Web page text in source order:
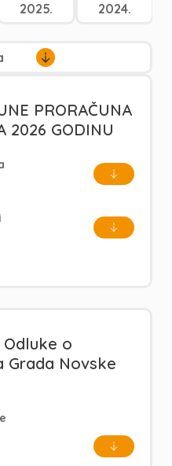
2025. 2024.
PRORAČUNA
2026 GODINU
Odluke o
Grada Novske